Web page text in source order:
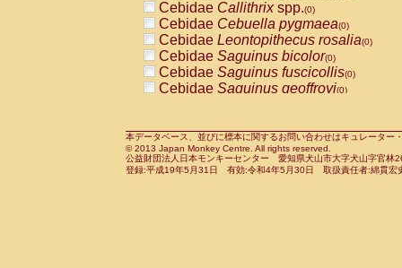
CercopithecidaeCercocebus agilis
CercopithecidaeCercocebus
CercopithecidaeCercocebus
CercopithecidaeCercocebus
CercopithecidaeCercocebus
CercopithecidaeCercocebushybrid
CercopithecidaePapio anubis(0)
CercopithecidaePapio cynocephalus
CercopithecidaePapio hamadryas(0)
Cebidae Callithrixspp.(0)
Cebidae Cebuella pygmaea(0)
Cebidae Leontopithecus rosalia(0)
Cebidae Saguinus bicolor(0)
Cebidae Saguinus fuscicollis(0)
Cebidae Saguinus geoffroyi(0)
CebidaeSaguinus leucopus(0)
CebidaeSaguinus midas(0)
Cebidae Saguinus mystax(0)
本データベース、並びに標本に関するお問い合わせはキュレータ
© 2013 Japan Monkey Centre. All rights reserved.
公益財団法人日本モンキーセンター 愛知県犬山市大字犬山字官
登録:平成19年5月31日 有効:令和4年5月30日 取扱責任者:綿貫宏